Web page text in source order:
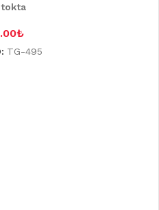
₺
TG-495